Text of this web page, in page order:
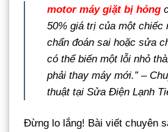
motor máy giặt bị hỏng
50% giá trị của một chiếc
chẩn đoán sai hoặc sửa
có thể biến một lỗi nhỏ
phải thay máy mới.” –
thuật tại Sửa Điện Lạnh
Đừng lo lắng! Bài viết chuyên